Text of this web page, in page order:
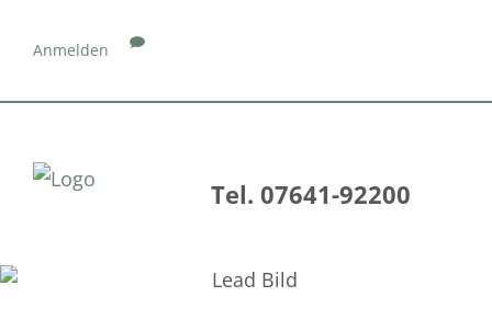
Anmelden
Tel. 07641-92200